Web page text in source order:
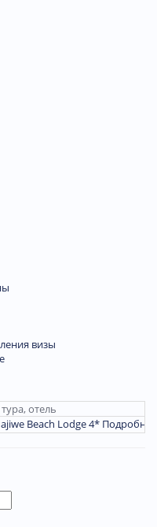
визы
отель
Beach Lodge 4* Подробнее